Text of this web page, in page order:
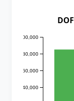
140,000
160,000
180,000
200,000